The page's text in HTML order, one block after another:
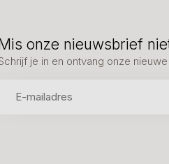
onze nieuwsbrief
je in en ontvang onze